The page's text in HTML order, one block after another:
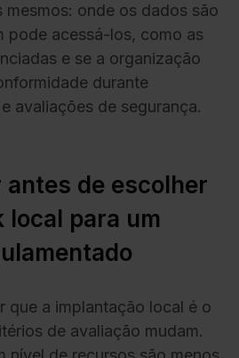
mesmos: onde os dados são
pode acessá-los, como as
e se a organização
durante
avaliações de segurança.
antes de escolher
local para um
que a implantação local é o
de avaliação mudam.